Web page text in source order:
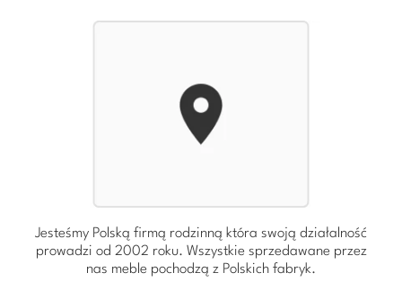
Jesteśmy Polską firmą rodzinną która swoją działalność
prowadzi od 2002 roku. Wszystkie sprzedawane przez
nas meble pochodzą z Polskich fabryk.